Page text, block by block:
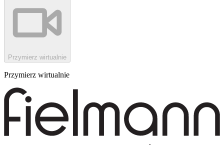
Przymierz wirtualnie
Przymierz wirtualnie